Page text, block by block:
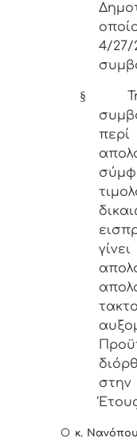
4/
§
στην
Ο κ.